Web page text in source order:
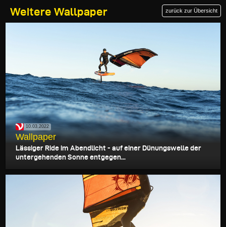
Weitere Wallpaper zurück zur Übersicht
10.03.2022
Wallpaper
Lässiger Ride im Abendlicht - auf einer Dünungswelle der
untergehenden Sonne entgegen...